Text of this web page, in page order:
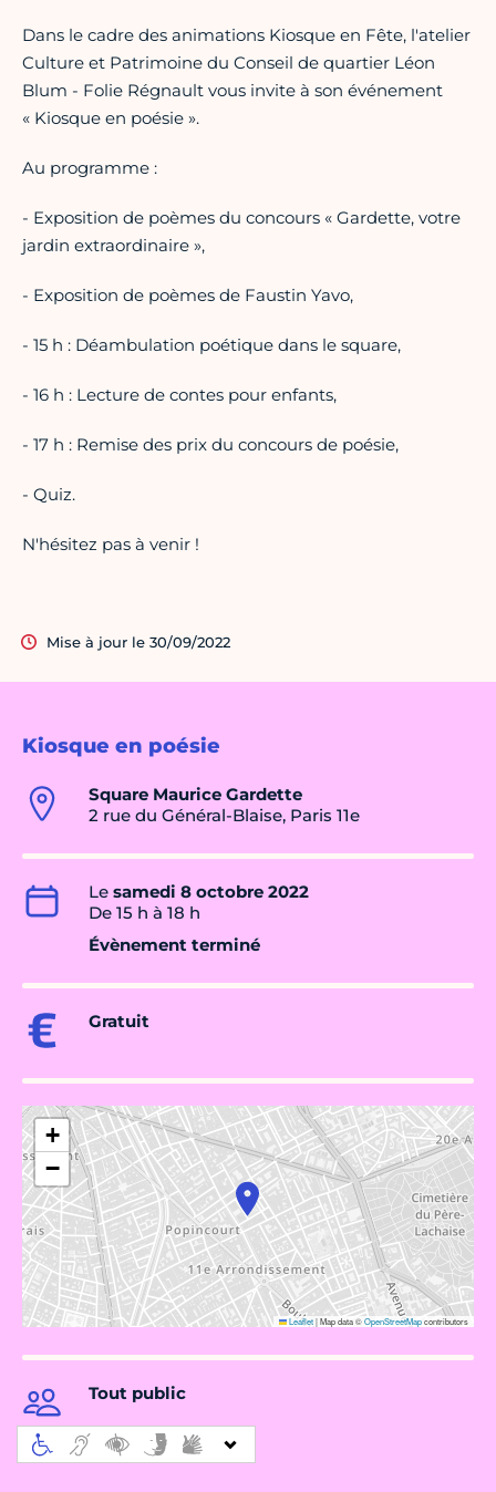
Kiosque en poésie
Square Maurice Gardette
2 rue du Général-Blaise, Paris 11e
Le samedi 8 octobre 2022
De 15 h à 18 h
Évènement terminé
Gratuit
+
−
Leaflet|Map data ©OpenStreetMapcontributors
Tout public
Dans le cadre des animations Kiosque en Fête, l'atelier
Culture et Patrimoine du Conseil de quartier Léon
Blum - Folie Régnault vous invite à son événement
« Kiosque en poésie ».
Au programme :
- Exposition de poèmes du concours « Gardette, votre
jardin extraordinaire »,
- Exposition de poèmes de Faustin Yavo,
- 15 h : Déambulation poétique dans le square,
- 16 h : Lecture de contes pour enfants,
- 17 h : Remise des prix du concours de poésie,
- Quiz.
N'hésitez pas à venir !
Mise à jour le 30/09/2022